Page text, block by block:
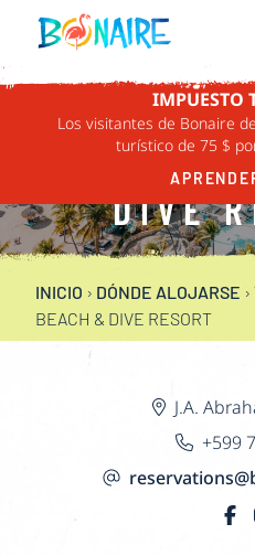
IR AL CONTENIDO
IMPUESTO
Los visitantes de Bonaire
turístico de 75 $
VAN
PLAZA
DIVE
INICIO › DÓNDE ALOJARSE ›
BEACH & DIVE RESORT
J.A.
+599